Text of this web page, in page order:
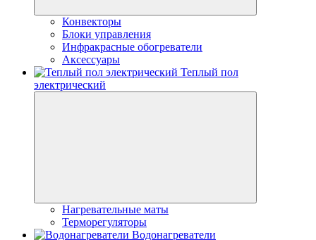
Конвекторы
Блоки управления
Инфракрасные обогреватели
Аксессуары
Теплый пол
электрический
Нагревательные маты
Терморегуляторы
Водонагреватели